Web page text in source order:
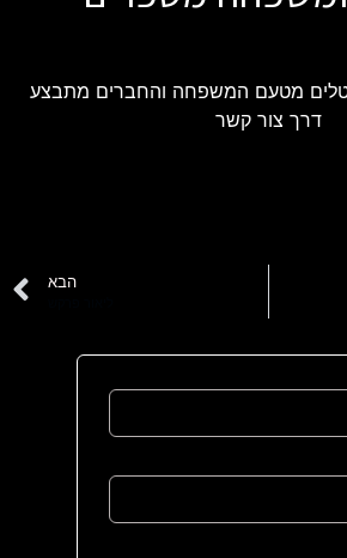
מטעם המשפחה והחברים מתבצע
דרך צור קשר
הבא